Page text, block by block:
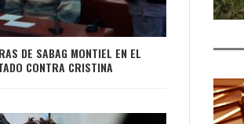
DE SABAG MONTIEL EN EL
CONTRA CRISTINA